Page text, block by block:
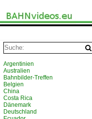
Argentinien
Australien
Bahnbilder-Treffen
Belgien
China
Costa Rica
Dänemark
Deutschland